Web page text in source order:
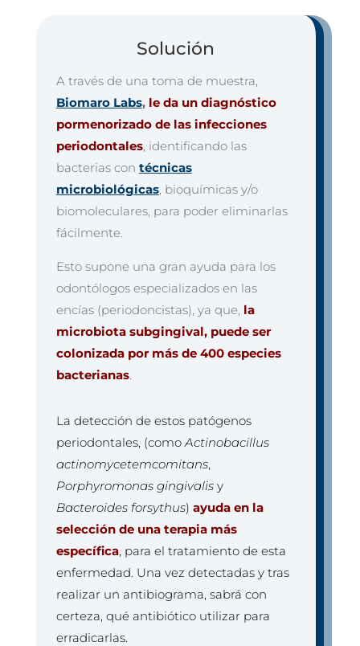
Solución
A través de una toma de muestra,
Biomaro Labs, le da un diagnóstico
pormenorizado de las infecciones
periodontales, identificando las
bacterias con técnicas
microbiológicas, bioquímicas y/o
biomoleculares, para poder eliminarlas
fácilmente.
Esto supone una gran ayuda para los
odontólogos especializados en las
encías (periodoncistas), ya que, la
microbiota subgingival, puede ser
colonizada por más de 400 especies
bacterianas.
La detección de estos patógenos
periodontales, (comoActinobacillus
actinomycetemcomitans,
Porphyromonas gingivalisy
Bacteroides forsythus) ayuda en la
selección de una terapia más
específica, para el tratamiento de esta
enfermedad. Una vez detectadas y tras
realizar un antibiograma, sabrá con
certeza, qué antibiótico utilizar para
erradicarlas.